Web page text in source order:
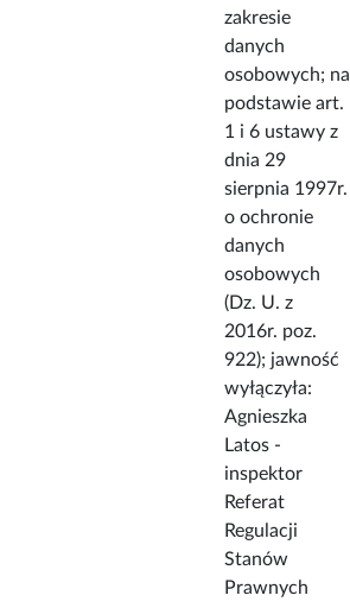
zakresie
danych
osobowych; na
podstawie art.
1 i 6 ustawy z
dnia 29
sierpnia 1997r.
o ochronie
danych
osobowych
(Dz. U. z
2016r. poz.
922); jawność
wyłączyła:
Agnieszka
Latos -
inspektor
Referat
Regulacji
Stanów
Prawnych